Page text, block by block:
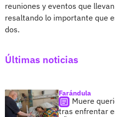
reuniones y eventos que
resaltando lo importante que
dos.
Últimas noticias
Farándula
Muere
tras enfrentar